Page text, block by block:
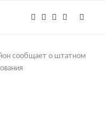
сообщает о штатном